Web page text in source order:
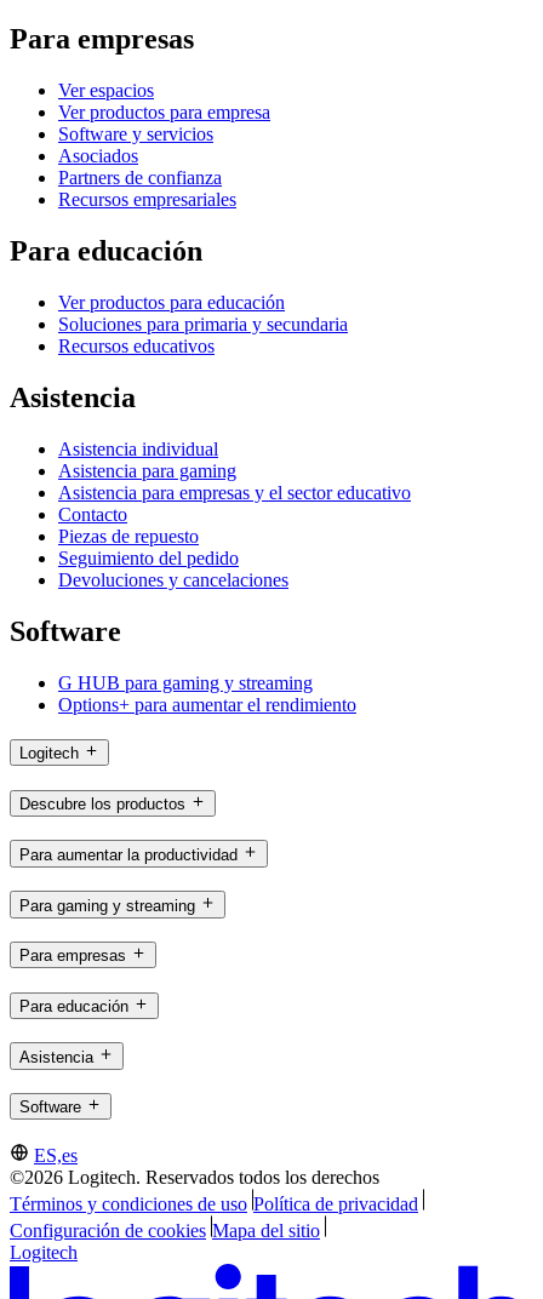
Para empresas
Ver espacios
Ver productos para empresa
Software y servicios
Asociados
Partners de confianza
Recursos empresariales
Para educación
Ver productos para educación
Soluciones para primaria y secundaria
Recursos educativos
Asistencia
Asistencia individual
Asistencia para gaming
Asistencia para empresas y el sector educativo
Contacto
Piezas de repuesto
Seguimiento del pedido
Devoluciones y cancelaciones
Software
G HUB para gaming y streaming
Options+ para aumentar el rendimiento
Logitech
Descubre los productos
Para aumentar la productividad
Para gaming y streaming
Para empresas
Para educación
Asistencia
Software
ES,es
©2026 Logitech. Reservados todos los derechos
Términos y condiciones de uso Política de privacidad
Configuración de cookies Mapa del sitio
Logitech